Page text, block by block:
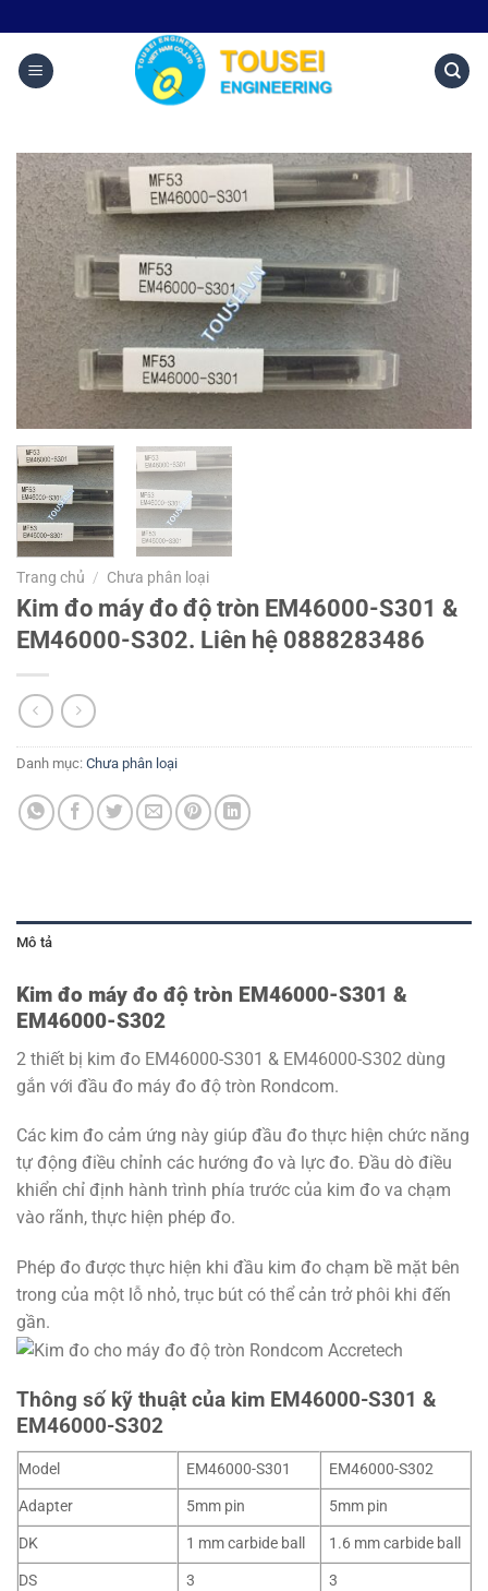
Trang chủ / Chưa phân loại
Kim đo máy đo độ tròn EM46000-S301 &
EM46000-S302. Liên hệ 0888283486
Danh mục: Chưa phân loại
Mô tả
Kim đo máy đo độ tròn EM46000-S301 &
EM46000-S302
2 thiết bị kim đo EM46000-S301 & EM46000-S302 dùng
gắn với đầu đo máy đo độ tròn Rondcom.
Các kim đo cảm ứng này giúp đầu đo thực hiện chức năng
tự động điều chỉnh các hướng đo và lực đo. Đầu dò điều
khiển chỉ định hành trình phía trước của kim đo va chạm
vào rãnh, thực hiện phép đo.
Phép đo được thực hiện khi đầu kim đo chạm bề mặt bên
trong của một lỗ nhỏ, trục bút có thể cản trở phôi khi đến
gần.
Thông số kỹ thuật của kim EM46000-S301 &
EM46000-S302
Model EM46000-S301
EM46000-S302
Adapter
5mm pin
5mm pin
DK
1 mm carbide ball
1.6 mm carbide ball
DS
3
3